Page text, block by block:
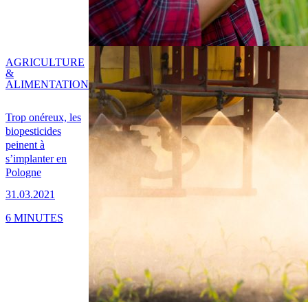
Trop onéreux, les
biopesticides
peinent à
s’implanter en
Pologne
31.03.2021
AGRICULTURE
&
ALIMENTATION
6 MINUTES